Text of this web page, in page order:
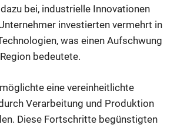
bei, industrielle Innovationen
investierten vermehrt in
was einen Aufschwung
bedeutete.
eine vereinheitlichte
Verarbeitung und Produktion
Diese Fortschritte begünstigten